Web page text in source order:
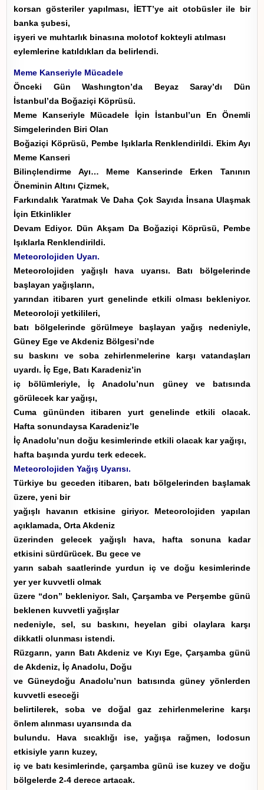
korsan gösteriler yapılması, İETT’ye ait otobüsler ile bir
banka şubesi,
işyeri ve muhtarlık binasına molotof kokteyli atılması
eylemlerine katıldıkları da belirlendi.
Meme Kanseriyle Mücadele
Önceki Gün Washıngton’da Beyaz Saray’dı Dün
İstanbul’da Boğaziçi Köprüsü.
Meme Kanseriyle Mücadele İçin İstanbul’un En Önemli
Simgelerinden Biri Olan
Boğaziçi Köprüsü, Pembe Işıklarla Renklendirildi. Ekim Ayı
Meme Kanseri
Bilinçlendirme Ayı… Meme Kanserinde Erken Tanının
Öneminin Altını Çizmek,
Farkındalık Yaratmak Ve Daha Çok Sayıda İnsana Ulaşmak
İçin Etkinlikler
Devam Ediyor. Dün Akşam Da Boğaziçi Köprüsü, Pembe
Işıklarla Renklendirildi.
Meteorolojiden Uyarı.
Meteorolojiden yağışlı hava uyarısı. Batı bölgelerinde
başlayan yağışların,
yarından itibaren yurt genelinde etkili olması bekleniyor.
Meteoroloji yetkilileri,
batı bölgelerinde görülmeye başlayan yağış nedeniyle,
Güney Ege ve Akdeniz Bölgesi’nde
su baskını ve soba zehirlenmelerine karşı vatandaşları
uyardı. İç Ege, Batı Karadeniz’in
iç bölümleriyle, İç Anadolu’nun güney ve batısında
görülecek kar yağışı,
Cuma gününden itibaren yurt genelinde etkili olacak.
Hafta sonundaysa Karadeniz’le
İç Anadolu’nun doğu kesimlerinde etkili olacak kar yağışı,
hafta başında yurdu terk edecek.
Meteorolojiden Yağış Uyarısı.
Türkiye bu geceden itibaren, batı bölgelerinden başlamak
üzere, yeni bir
yağışlı havanın etkisine giriyor. Meteorolojiden yapılan
açıklamada, Orta Akdeniz
üzerinden gelecek yağışlı hava, hafta sonuna kadar
etkisini sürdürücek. Bu gece ve
yarın sabah saatlerinde yurdun iç ve doğu kesimlerinde
yer yer kuvvetli olmak
üzere “don” bekleniyor. Salı, Çarşamba ve Perşembe günü
beklenen kuvvetli yağışlar
nedeniyle, sel, su baskını, heyelan gibi olaylara karşı
dikkatli olunması istendi.
Rüzgarın, yarın Batı Akdeniz ve Kıyı Ege, Çarşamba günü
de Akdeniz, İç Anadolu, Doğu
ve Güneydoğu Anadolu’nun batısında güney yönlerden
kuvvetli eseceği
belirtilerek, soba ve doğal gaz zehirlenmelerine karşı
önlem alınması uyarısında da
bulundu. Hava sıcaklığı ise, yağışa rağmen, lodosun
etkisiyle yarın kuzey,
iç ve batı kesimlerinde, çarşamba günü ise kuzey ve doğu
bölgelerde 2-4 derece artacak.